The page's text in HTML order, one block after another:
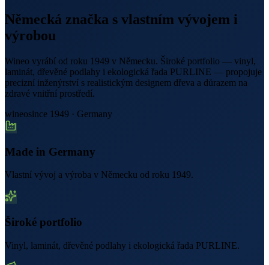
Německá značka s vlastním vývojem i
výrobou
Wineo vyrábí od roku 1949 v Německu. Široké portfolio — vinyl,
laminát, dřevěné podlahy i ekologická řada PURLINE — propojuje
precizní inženýrství s realistickým designem dřeva a důrazem na
zdravé vnitřní prostředí.
wineosince 1949 · Germany
Made in Germany
Vlastní vývoj a výroba v Německu od roku 1949.
Široké portfolio
Vinyl, laminát, dřevěné podlahy i ekologická řada PURLINE.